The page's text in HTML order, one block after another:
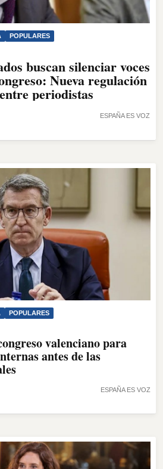
POPULARES
ESPAÑA ES VOZ
buscan silenciar voces
Nueva regulación
periodistas
POPULARES
ESPAÑA ES VOZ
valenciano para
antes de las